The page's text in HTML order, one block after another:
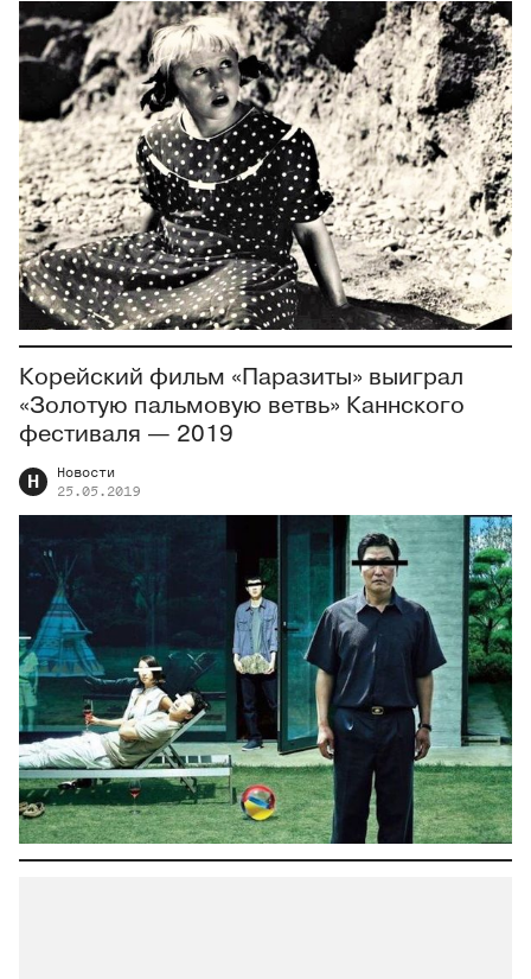
Корейский фильм «Паразиты» выиграл
«Золотую пальмовую ветвь» Каннского
фестиваля — 2019
Н
Новости
25.05.2019